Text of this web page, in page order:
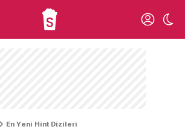
En Yeni Hint Dizileri